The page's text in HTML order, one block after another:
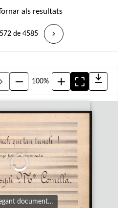
als resultats
de 4585
100%
document…